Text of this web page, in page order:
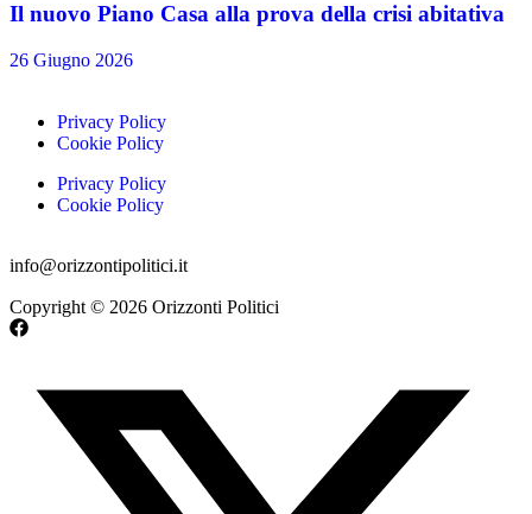
Il nuovo Piano Casa alla prova della crisi abitativa
26 Giugno 2026
Privacy Policy
Cookie Policy
Privacy Policy
Cookie Policy
info@orizzontipolitici.it
Copyright © 2026 Orizzonti Politici